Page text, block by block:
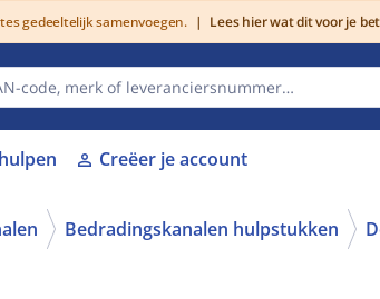
gedeeltelijk samenvoegen. | Lees hier wat dit voor je
person Creëer je account
Bedradingskanalen hulpstukken